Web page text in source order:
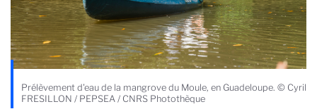
Prélèvement d'eau de la mangrove du Moule, en Guadeloupe. © Cyril
FRESILLON / PEPSEA / CNRS Photothèque